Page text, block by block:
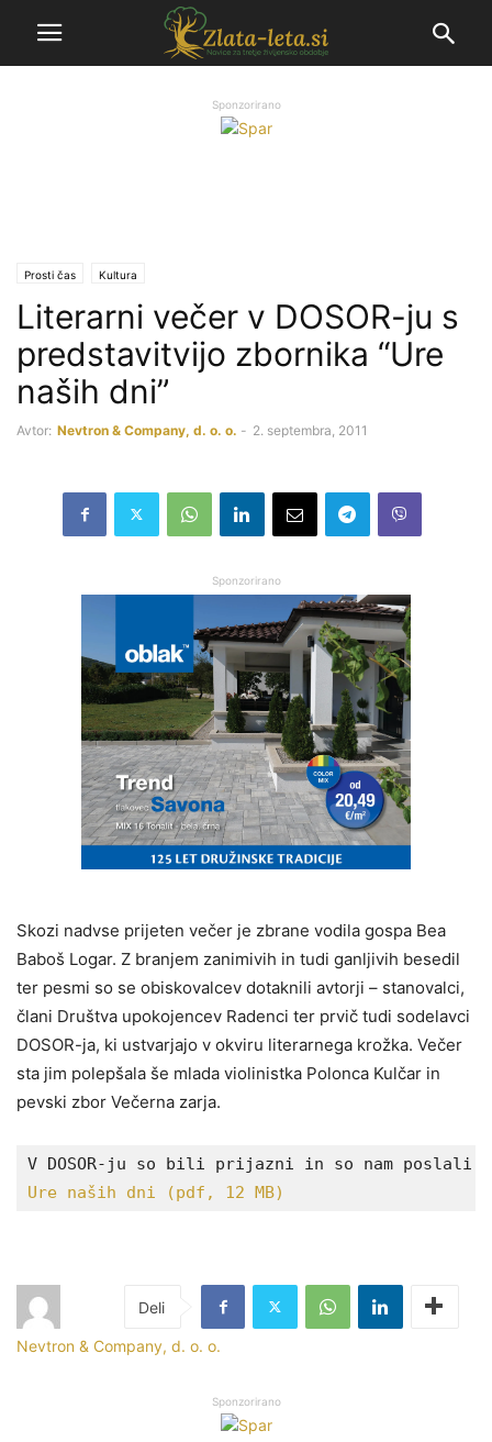
Sponzorirano
Prosti čas Kultura
Literarni večer v DOSOR-ju s
predstavitvijo zbornika “Ure
naših dni”
Avtor: Nevtron & Company, d. o. o. - 2. septembra, 2011
Sponzorirano
Skozi nadvse prijeten večer je zbrane vodila gospa Bea
Baboš Logar. Z branjem zanimivih in tudi ganljivih besedil
ter pesmi so se obiskovalcev dotaknili avtorji – stanovalci,
člani Društva upokojencev Radenci ter prvič tudi sodelavci
DOSOR-ja, ki ustvarjajo v okviru literarnega krožka. Večer
sta jim polepšala še mlada violinistka Polonca Kulčar in
pevski zbor Večerna zarja.
Ure naših dni (pdf, 12 MB)
Nevtron & Company, d. o. o.
Sponzorirano